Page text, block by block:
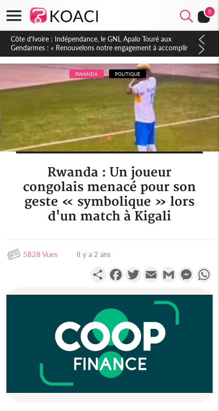
0
Sierra Leone : Un projet de réforme constitutionnelle en
gestation, points clés des amendements, un exclu d'avance
RWANDA POLITIQUE
Rwanda : Un joueur
congolais menacé pour son
geste « symbolique » lors
d'un match à Kigali
5828 Vues Il y a 2 ans
PartagerFacebookTwitterEmail Gmail